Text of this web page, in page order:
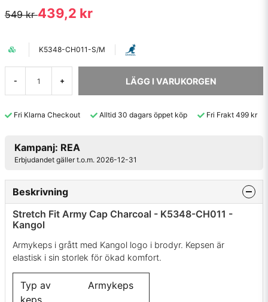
549 kr439,2 kr
K5348-CH011-S/M
- + LÄGG I VARUKORGEN
Fri Klarna Checkout Alltid 30 dagars öppet köp Fri Frakt 499 kr
Kampanj: REA
Erbjudandet gäller t.o.m. 2026-12-31
Beskrivning
Stretch Fit Army Cap Charcoal - K5348-CH011 -
Kangol
Armykeps i grått med Kangol logo i brodyr. Kepsen är
elastisk i sin storlek för ökad komfort.
Typ av
keps
Armykeps